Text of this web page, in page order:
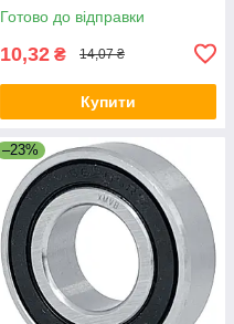
Готово до відправки
10,32 ₴ 14,07 ₴
Купити
–23%